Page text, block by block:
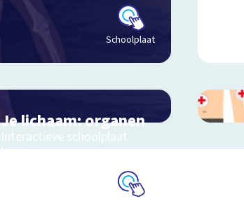
Schoolplaat
Je lichaam: organen
Interactieve schoolplaat
langs je organen